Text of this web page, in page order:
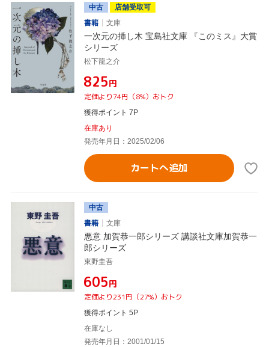
中古
店舗受取可
書籍
文庫
一次元の挿し木 宝島社文庫 『このミス』大賞
シリーズ
松下龍之介
¥825円
定価より74円（8%）おトク
獲得ポイント 7P
在庫あり
発売年月日：2025/02/06
カートへ追加
中古
書籍
文庫
悪意 加賀恭一郎シリーズ 講談社文庫加賀恭一
郎シリーズ
東野圭吾
¥605円
定価より231円（27%）おトク
獲得ポイント 5P
在庫なし
発売年月日：2001/01/15